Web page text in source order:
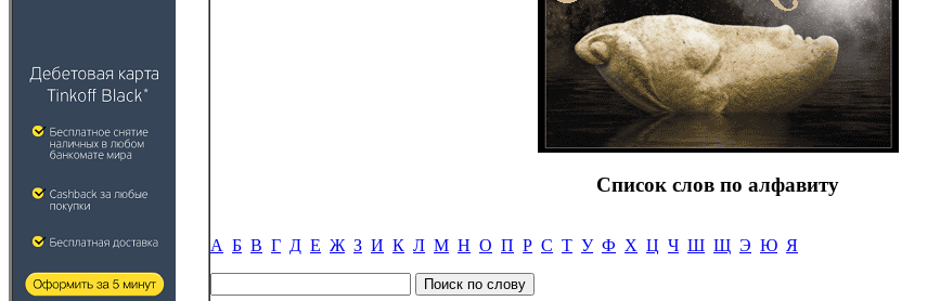
Список слов по алфавиту
А Б В Г Д Е Ж З И К Л М Н О П Р С Т У Ф Х Ц Ч Ш Щ Э Ю Я